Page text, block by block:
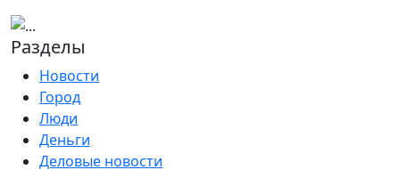
Разделы
Новости
Город
Люди
Деньги
Деловые новости